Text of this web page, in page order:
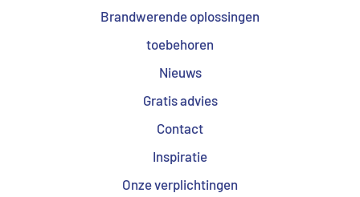
Brandwerende oplossingen
toebehoren
Nieuws
Gratis advies
Contact
Inspiratie
Onze verplichtingen